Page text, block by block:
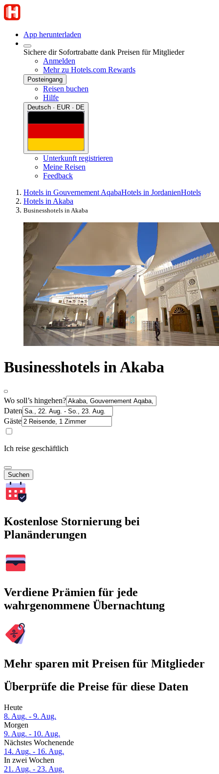
App herunterladen
Sichere dir Sofortrabatte dank Preisen für Mitglieder
Anmelden
Mehr zu Hotels.com Rewards
Posteingang
Reisen buchen
Hilfe
Deutsch · EUR · DE
Unterkunft registrieren
Meine Reisen
Feedback
Hotels in Gouvernement AqabaHotels in JordanienHotels
Hotels in Akaba
Businesshotels in Akaba
Businesshotels in Akaba
Wo soll’s hingehen?
Daten
Gäste
Ich reise geschäftlich
Suchen
Kostenlose Stornierung bei
Planänderungen
Verdiene Prämien für jede
wahrgenommene Übernachtung
Mehr sparen mit Preisen für Mitglieder
Überprüfe die Preise für diese Daten
Heute
8. Aug. - 9. Aug.
Morgen
9. Aug. - 10. Aug.
Nächstes Wochenende
14. Aug. - 16. Aug.
In zwei Wochen
21. Aug. - 23. Aug.